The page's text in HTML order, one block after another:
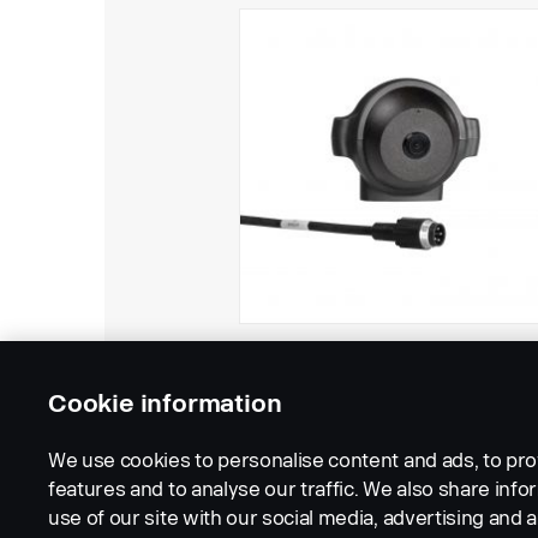
Cookie information
We use cookies to personalise content and ads, to
features and to analyse our traffic. We also share
use of our site with our social media, advertising and